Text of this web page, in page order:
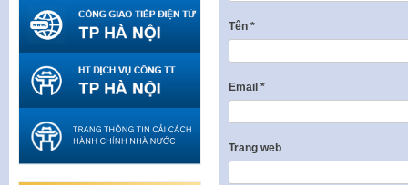
Tên *
Email *
Trang web